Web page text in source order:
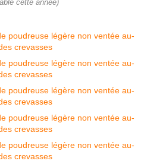
cette année)